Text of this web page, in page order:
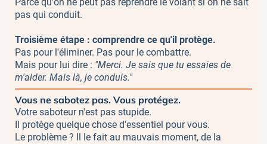
pas qui conduit.
Troisième étape : comprendre ce qu'il protège.
Pas pour l'éliminer. Pas pour le combattre.
Mais pour lui dire : "Merci. Je sais que tu essaies de
m'aider. Mais là, je conduis."
Vous ne sabotez pas. Vous protégez.
Votre saboteur n'est pas stupide.
Il protège quelque chose d'essentiel pour vous.
Le problème ? Il le fait au mauvais moment, de la